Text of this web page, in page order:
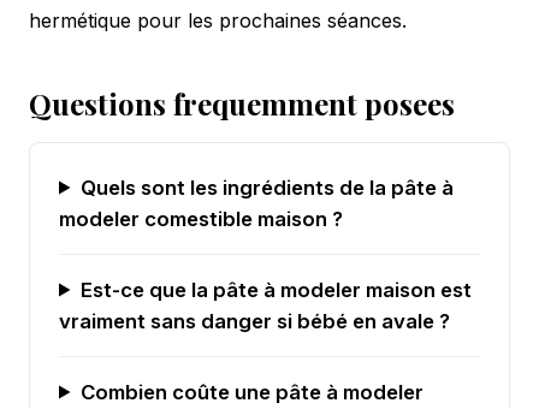
hermétique pour les prochaines séances.
Questions frequemment posees
Quels sont les ingrédients de la pâte à
modeler comestible maison ?
Est-ce que la pâte à modeler maison est
vraiment sans danger si bébé en avale ?
Combien coûte une pâte à modeler